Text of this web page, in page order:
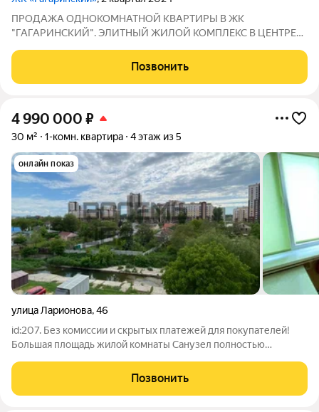
ПРОДАЖА ОДНОКОМНАТНОЙ КВАРТИРЫ В ЖК
"ГАГАРИНСКИЙ". ЭЛИТНЫЙ ЖИЛОЙ КОМПЛЕКС В ЦЕНТРЕ
квартира ОБЩЕЙ ПЛОЩАДЬЮ 62.15 КВ.М. на 15-м этаже
нового жилого комплекса в парке Гагарина предлагает
Позвонить
4 990 000 ₽
30 м² 1-комн. квартира 4 этаж из 5
онлайн показ
улица Ларионова,46
id:207. Без комиссии и скрытых платежей для покупателей!
Большая площадь жилой комнаты Санузел полностью
Опрятный подъезд, не шумные соседи Красивый двор С
балкона открывается вид на реку Салгир и жк
Позвонить